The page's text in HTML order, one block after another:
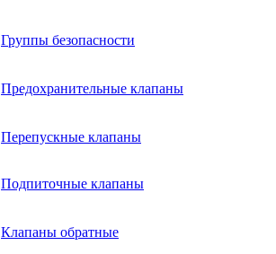
Группы безопасности
Предохранительные клапаны
Перепускные клапаны
Подпиточные клапаны
Клапаны обратные